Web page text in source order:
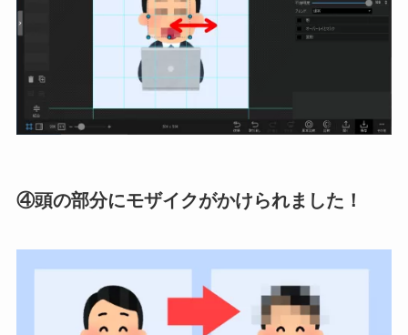
④頭の部分にモザイクがかけられました！